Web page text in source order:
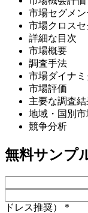
市場セグメ
市場クロス
詳細な目次
市場概要
調査手法
市場ダイナミ
市場評価
主要な調査結
地域・国別
競争分析
無料サンプ
ドレス推奨） *